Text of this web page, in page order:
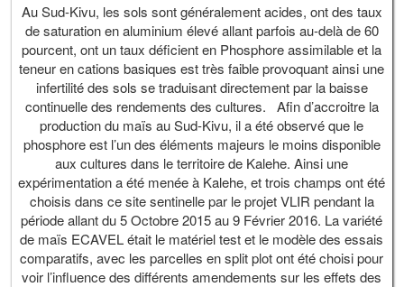
Au Sud-Kivu, les sols sont généralement acides, ont des taux
de saturation en aluminium élevé allant parfois au-delà de 60
pourcent, ont un taux déficient en Phosphore assimilable et la
teneur en cations basiques est très faible provoquant ainsi une
infertilité des sols se traduisant directement par la baisse
continuelle des rendements des cultures. Afin d’accroitre la
production du maïs au Sud-Kivu, il a été observé que le
phosphore est l’un des éléments majeurs le moins disponible
aux cultures dans le territoire de Kalehe. Ainsi une
expérimentation a été menée à Kalehe, et trois champs ont été
choisis dans ce site sentinelle par le projet VLIR pendant la
période allant du 5 Octobre 2015 au 9 Février 2016. La variété
de maïs ECAVEL était le matériel test et le modèle des essais
comparatifs, avec les parcelles en split plot ont été choisi pour
voir l’influence des différents amendements sur les effets des